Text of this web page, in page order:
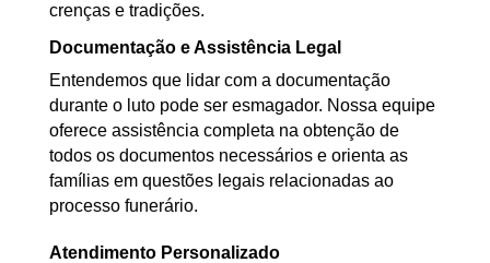
crenças e tradições.
Documentação e Assistência Legal
Entendemos que lidar com a documentação
durante o luto pode ser esmagador. Nossa equipe
oferece assistência completa na obtenção de
todos os documentos necessários e orienta as
famílias em questões legais relacionadas ao
processo funerário.
Atendimento Personalizado